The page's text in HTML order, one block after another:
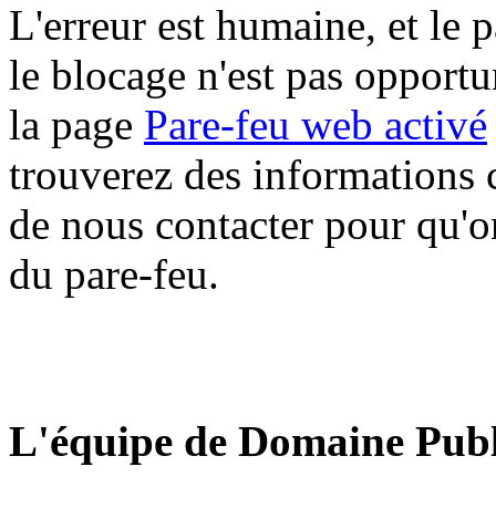
L'erreur est humaine, et le
le blocage n'est pas
la page Pare-feu web activé
trouverez des informations
de nous contacter pour
du pare-feu.
L'équipe de Domaine